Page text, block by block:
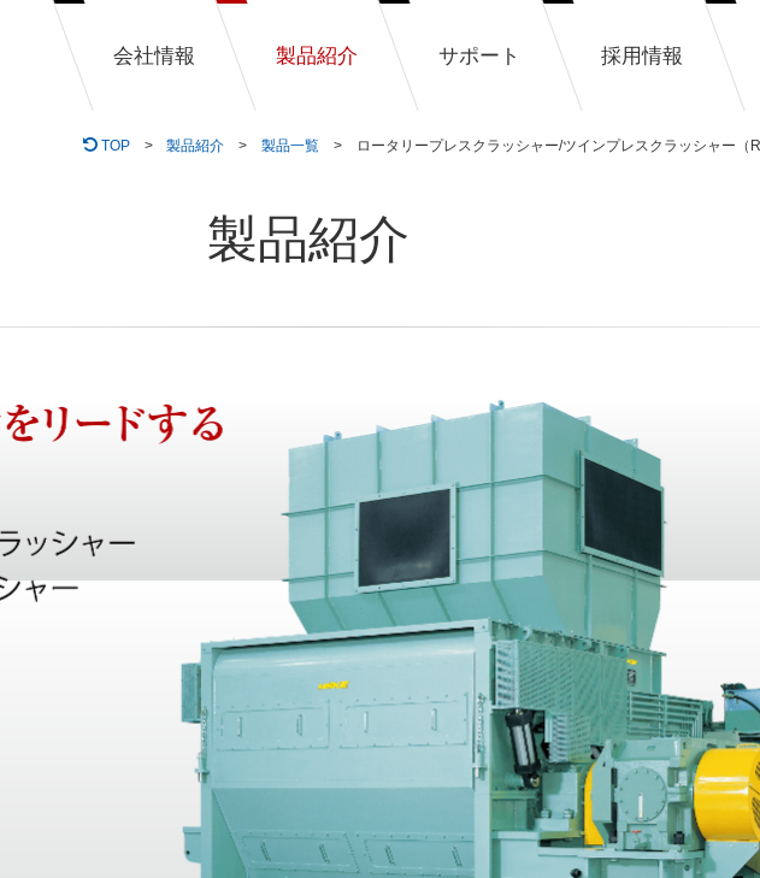
会社情報 製品紹介 サポート 採用情報
TOP 製品紹介 製品一覧 ロータリープレスクラッシャー/ツインプレスクラッシャー（
製品紹介